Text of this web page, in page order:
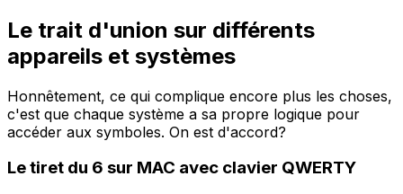
Le trait d'union sur différents
appareils et systèmes
Honnêtement, ce qui complique encore plus les choses,
c'est que chaque système a sa propre logique pour
accéder aux symboles. On est d'accord?
Le tiret du 6 sur MAC avec clavier QWERTY